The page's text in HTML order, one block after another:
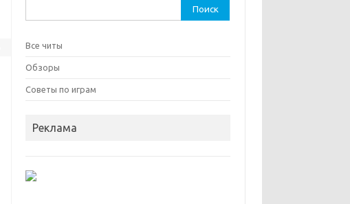
Все читы
Обзоры
Советы по играм
Реклама